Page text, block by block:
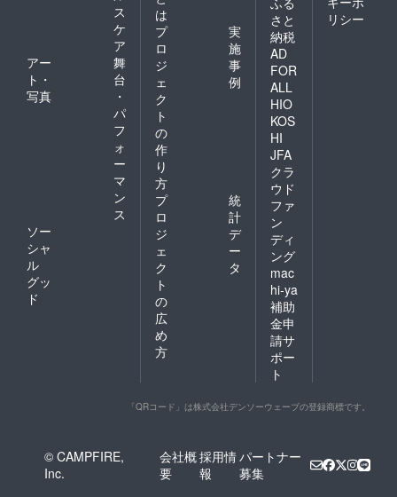
ス
ケ
ア
アー
ト・
写真
舞
台
・
パ
フ
ォ
ー
マ
ン
ス
ソー
シャ
ル
グッ
ド
は
プ
ロ
ジ
ェ
ク
ト
の
作
り
方
実
施
事
例
プ
ロ
ジ
ェ
ク
ト
の
広
め
方
統
計
デ
ー
タ
さと
納税
AD
FOR
ALL
HIO
KOS
HI
JFA
クラ
ウド
ファ
ン
ディ
ング
mac
hi-ya
補助
金申
請サ
ポー
ト
リシー
「QRコード」は株式会社デンソーウェーブの登録商標です。
© CAMPFIRE,
Inc.
会社概
要
採用情
報
パートナー
募集